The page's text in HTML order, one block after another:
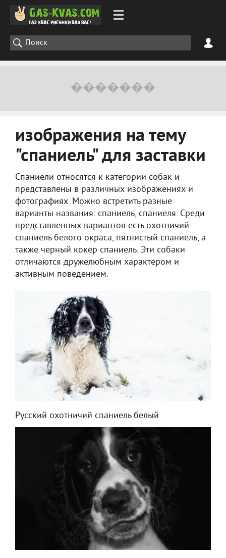
изображения на тему
"спаниель" для заставки
Спаниели относятся к категории собак и
представлены в различных изображениях и
фотографиях. Можно встретить разные
варианты названия: спаниель, спаниеля. Среди
представленных вариантов есть охотничий
спаниель белого окраса, пятнистый спаниель, а
также черный кокер спаниель. Эти собаки
отличаются дружелюбным характером и
активным поведением.
Русский охотничий спаниель белый